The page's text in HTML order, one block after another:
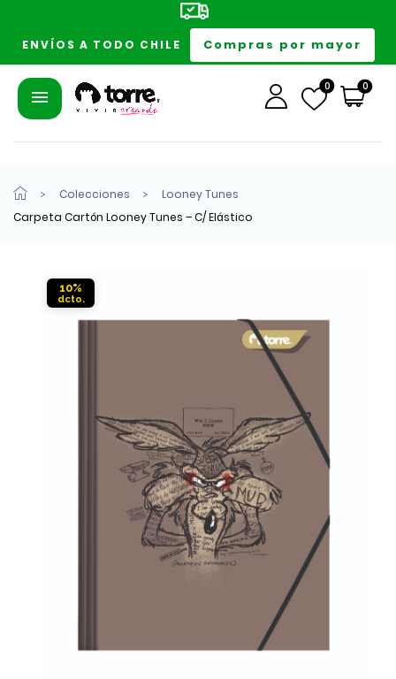
ENVÍOS A TODO CHILE Compras por mayor
0 0
Colecciones
Looney Tunes
Carpeta Cartón Looney Tunes – C/ Elástico
10%